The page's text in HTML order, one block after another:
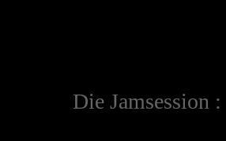
Die Jamsession :